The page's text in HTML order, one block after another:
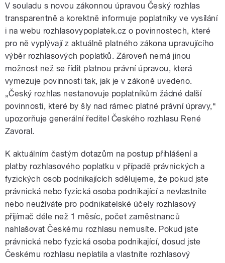
V souladu s novou zákonnou úpravou Český rozhlas
transparentně a korektně informuje poplatníky ve vysílání
i na webu rozhlasovypoplatek.cz o povinnostech, které
pro ně vyplývají z aktuálně platného zákona upravujícího
výběr rozhlasových poplatků. Zároveň nemá jinou
možnost než se řídit platnou právní úpravou, která
vymezuje povinnosti tak, jak je v zákoně uvedeno.
„Český rozhlas nestanovuje poplatníkům žádné další
povinnosti, které by šly nad rámec platné právní úpravy,“
upozorňuje generální ředitel Českého rozhlasu René
Zavoral.
K aktuálním častým dotazům na postup přihlášení a
platby rozhlasového poplatku v případě právnických a
fyzických osob podnikajících sdělujeme, že pokud jste
právnická nebo fyzická osoba podnikající a nevlastníte
nebo neužíváte pro podnikatelské účely rozhlasový
přijímač déle než 1 měsíc, počet zaměstnanců
nahlašovat Českému rozhlasu nemusíte. Pokud jste
právnická nebo fyzická osoba podnikající, dosud jste
Českému rozhlasu neplatila a vlastníte rozhlasový